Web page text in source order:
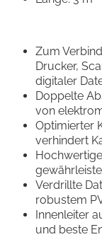
Zum
Drucker,
digitaler
Doppelte
von
Optimierter
verhindert
Verdrillte
robustem
Innenleiter
und beste